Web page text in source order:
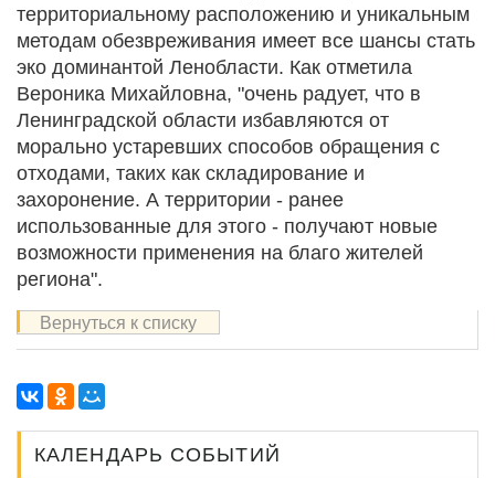
территориальному расположению и уникальным
методам обезвреживания имеет все шансы стать
эко доминантой Ленобласти. Как отметила
Вероника Михайловна, "очень радует, что в
Ленинградской области избавляются от
морально устаревших способов обращения с
отходами, таких как складирование и
захоронение. А территории - ранее
использованные для этого - получают новые
возможности применения на благо жителей
региона".
Вернуться к списку
КАЛЕНДАРЬ СОБЫТИЙ